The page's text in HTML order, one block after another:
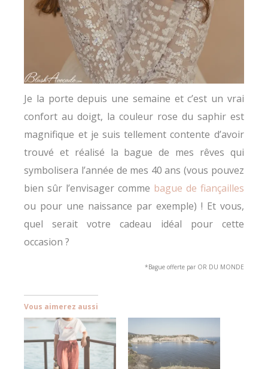
Je la porte depuis une semaine et c’est un vrai
confort au doigt, la couleur rose du saphir est
magnifique et je suis tellement contente d’avoir
trouvé et réalisé la bague de mes rêves qui
symbolisera l’année de mes 40 ans (vous pouvez
bien sûr l’envisager comme bague de fiançailles
ou pour une naissance par exemple) ! Et vous,
quel serait votre cadeau idéal pour cette
occasion ?
*Bague offerte par OR DU MONDE
Vous aimerez aussi